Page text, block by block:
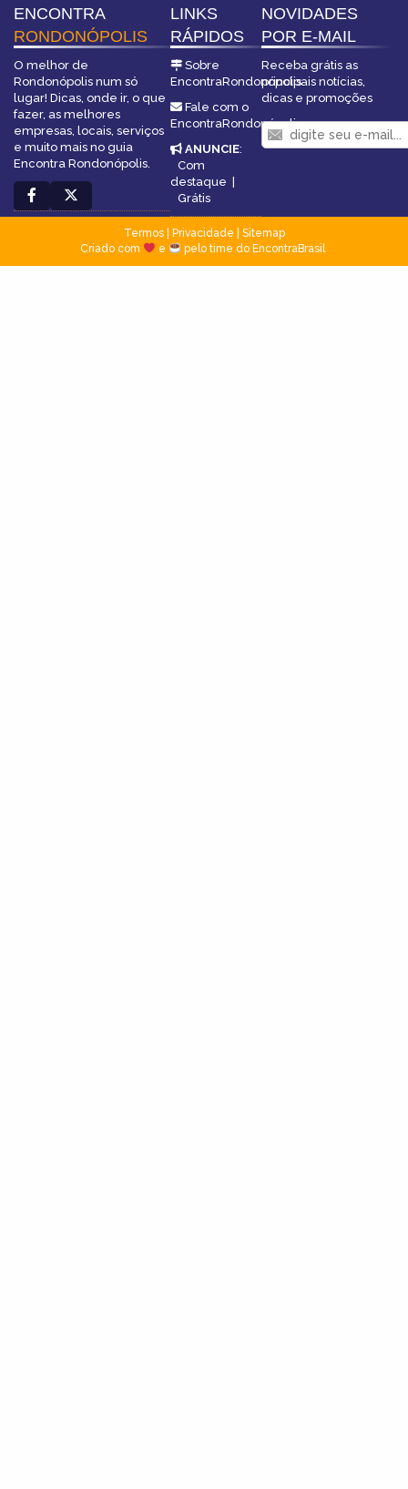
ENCONTRA
RONDONÓPOLIS
O melhor de
Rondonópolis num só
lugar! Dicas, onde ir, o que
fazer, as melhores
empresas, locais, serviços
e muito mais no guia
Encontra Rondonópolis.
LINKS
RÁPIDOS
Sobre
EncontraRondonópolis
Fale com o
EncontraRondonópolis
ANUNCIE:
Com
destaque |
Grátis
NOVIDADES
POR E-MAIL
Receba grátis as
principais notícias,
dicas e promoções
Termos| Privacidade
Sitemap
Criado com
e pelo time do EncontraBrasil